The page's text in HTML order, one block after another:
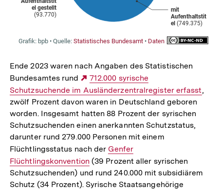
Ende 2023 waren nach Angaben des Statistischen
Bundesamtes rund
Externer
Link:
712.000 syrische
Schutzsuchende im Ausländerzentralregister erfasst,
zwölf Prozent davon waren in Deutschland geboren
worden. Insgesamt hatten 88 Prozent der syrischen
Schutzsuchenden einen anerkannten Schutzstatus,
darunter rund 279.000 Personen mit einem
Flüchtlingsstatus nach der Interner
Link:
Genfer
Flüchtlingskonvention(39 Prozent aller syrischen
Schutzsuchenden) und rund 240.000 mit subsidiärem
Schutz (34 Prozent). Syrische Staatsangehörige